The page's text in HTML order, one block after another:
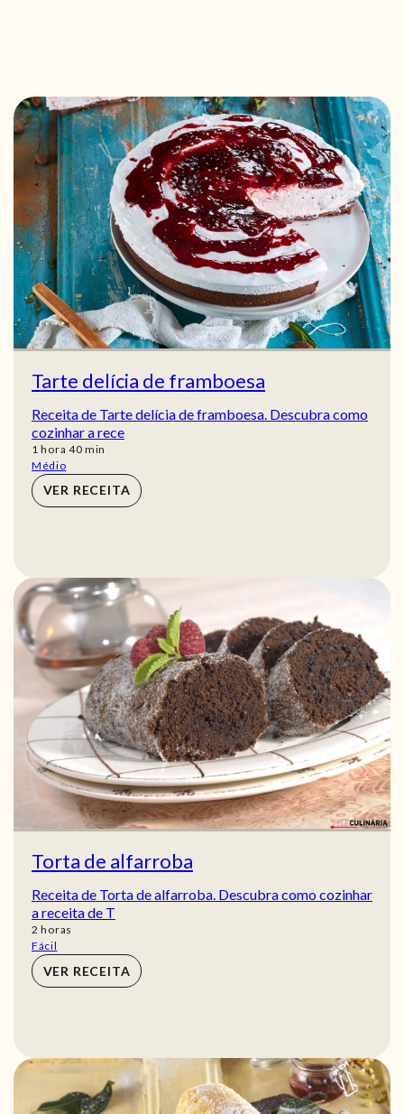
Tarte delícia de framboesa
Receita de Tarte delícia de framboesa. Descubra como
cozinhar a rece
1 hora
hora 40min
min
Médio
VER RECEITA
Torta de alfarroba
Receita de Torta de alfarroba. Descubra como cozinhar
a receita de T
2 horas
horas
Fácil
VER RECEITA